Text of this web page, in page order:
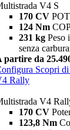
V4 S
170 CV
124 Nm
231 kg Peso
senza
partire da
Scopri
Rally
V4
170 CV
123,8 Nm